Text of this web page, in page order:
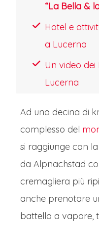
ammirando
decorate per
fotografie
Dominicains”,
mercatini di
vendono
natalizie e
da qui è
Martino, un
architettura
mercatino di
adiacente
“La Bella &
Hotel e
a Lucerna
Un video
Lucerna
Ad una decina di
complesso del
si raggiunge con
da Alpnachstad
cremagliera più
anche prenotare
battello a vapore,